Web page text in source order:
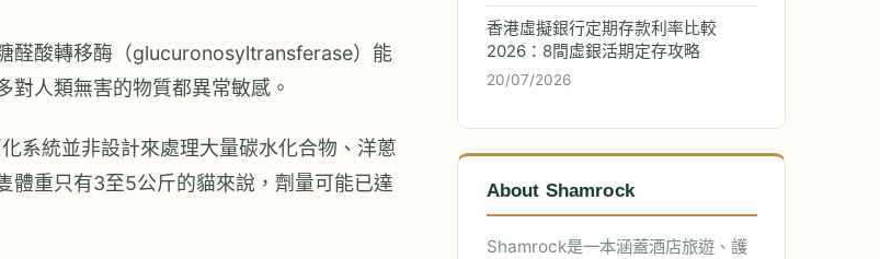
醛酸轉移酶（glucuronosyltransferase）能
對人類無害的物質都異常敏感。
系統並非設計來處理大量碳水化合物、洋蔥
體重只有3至5公斤的貓來說，劑量可能已達
香港虛擬銀行定期存款利率比較
2026：8間虛銀活期定存攻略
20/07/2026
About Shamrock
Shamrock是一本涵蓋酒店旅遊、護